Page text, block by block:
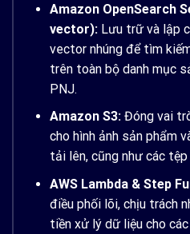
Amazon OpenSearch
vector): Lưu trữ và lập
vector nhúng để tìm
trên toàn bộ danh mục
PNJ.
Amazon S3: Đóng vai
cho hình ảnh sản phẩm
tải lên, cũng như các
AWS Lambda & Step
điều phối lõi, chịu trách
tiền xử lý dữ liệu cho